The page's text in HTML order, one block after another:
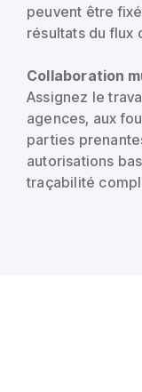
peuvent être
résultats du flux
Collaboration
Assignez le
agences, aux
parties
autorisations
traçabilité